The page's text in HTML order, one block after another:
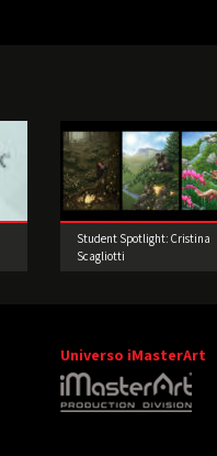
Student Spotlight: Cristina
Scagliotti
Universo iMasterArt